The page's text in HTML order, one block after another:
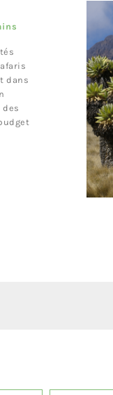
dans
des